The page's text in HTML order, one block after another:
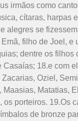
irmãos como
cítaras, harpas
alegres se
filho de Joel, e
dentre os filhos
Casaías; 18.e com
Oziel,
Matatias,
os porteiros. 19.Os
de bronze